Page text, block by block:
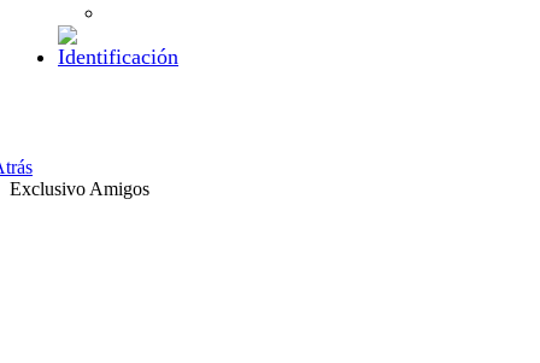
Exclusivo Amigos